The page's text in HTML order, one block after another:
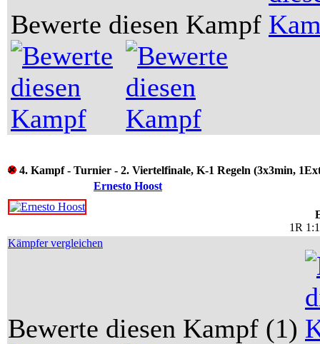
Bewerte diesen Kampf
4. Kampf - Turnier - 2. Viertelfinale, K-1 Regeln (3x3min,
Ernesto Hoost
1R
Kämpfer vergleichen
Bewerte diesen Kampf (1)